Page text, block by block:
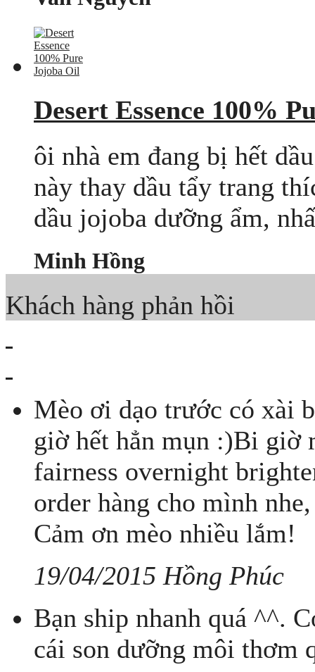
Desert Essence 100%
ôi nhà em đang bị hết
này thay dầu tẩy trang
dầu jojoba dưỡng ẩm,
Minh Hồng
Khách hàng phản hồi
Mèo ơi dạo trước có xài
giờ hết hẳn mụn :)Bi giờ
fairness overnight
order hàng cho mình
Cảm ơn mèo nhiều lắm!
19/04/2015 Hồng Phúc
Bạn ship nhanh quá ^^.
cái son dưỡng môi thơm